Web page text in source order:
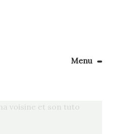
Menu
Apprendre la couture